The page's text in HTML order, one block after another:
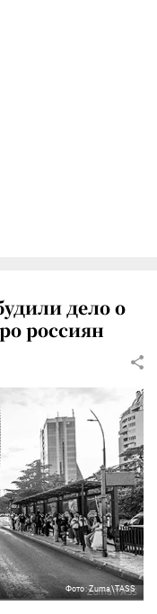
дело о
россиян
Фото: Zuma\TASS